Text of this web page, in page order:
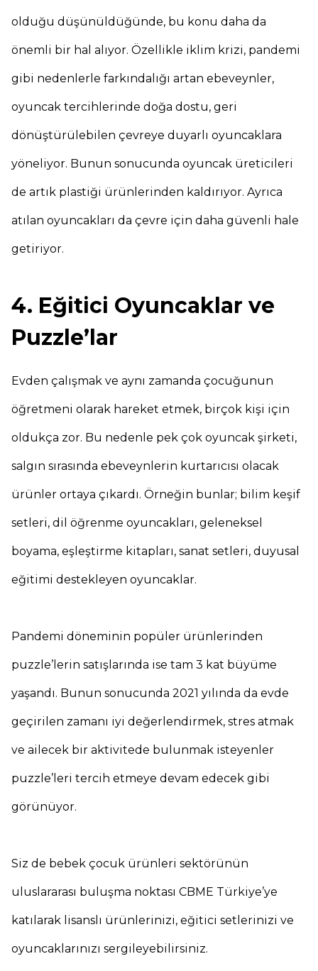
olduğu düşünüldüğünde, bu konu daha da
önemli bir hal alıyor. Özellikle iklim krizi, pandemi
gibi nedenlerle farkındalığı artan ebeveynler,
oyuncak tercihlerinde doğa dostu, geri
dönüştürülebilen çevreye duyarlı oyuncaklara
yöneliyor. Bunun sonucunda oyuncak üreticileri
de artık plastiği ürünlerinden kaldırıyor. Ayrıca
atılan oyuncakları da çevre için daha güvenli hale
getiriyor.
4. Eğitici Oyuncaklar ve
Puzzle’lar
Evden çalışmak ve aynı zamanda çocuğunun
öğretmeni olarak hareket etmek, birçok kişi için
oldukça zor. Bu nedenle pek çok oyuncak şirketi,
salgın sırasında ebeveynlerin kurtarıcısı olacak
ürünler ortaya çıkardı. Örneğin bunlar; bilim keşif
setleri, dil öğrenme oyuncakları, geleneksel
boyama, eşleştirme kitapları, sanat setleri, duyusal
eğitimi destekleyen oyuncaklar.
Pandemi döneminin popüler ürünlerinden
puzzle’lerin satışlarında ise tam 3 kat büyüme
yaşandı. Bunun sonucunda 2021 yılında da evde
geçirilen zamanı iyi değerlendirmek, stres atmak
ve ailecek bir aktivitede bulunmak isteyenler
puzzle’leri tercih etmeye devam edecek gibi
görünüyor.
Siz de bebek çocuk ürünleri sektörünün
uluslararası buluşma noktası CBME Türkiye’ye
katılarak lisanslı ürünlerinizi, eğitici setlerinizi ve
oyuncaklarınızı sergileyebilirsiniz.